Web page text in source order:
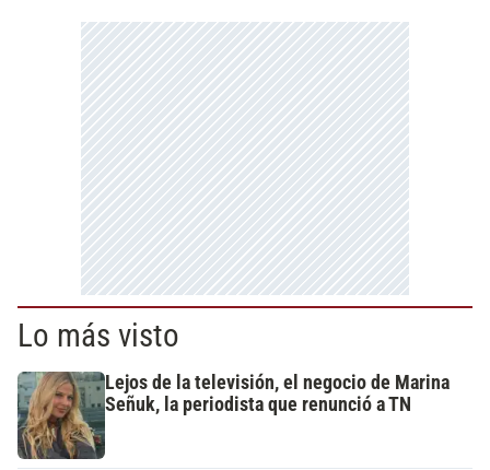
Lo más visto
Lejos de la televisión, el negocio de Marina
Señuk, la periodista que renunció a TN